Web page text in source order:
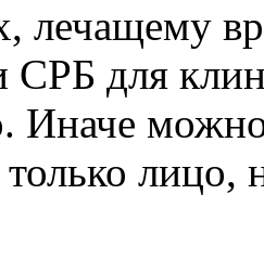
лечащему
для
Иначе
только лицо,